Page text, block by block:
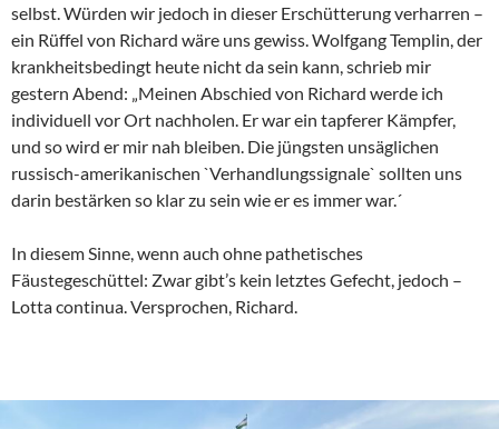
selbst. Würden wir jedoch in dieser Erschütterung verharren –
ein Rüffel von Richard wäre uns gewiss. Wolfgang Templin, der
krankheitsbedingt heute nicht da sein kann, schrieb mir
gestern Abend: „Meinen Abschied von Richard werde ich
individuell vor Ort nachholen. Er war ein tapferer Kämpfer,
und so wird er mir nah bleiben. Die jüngsten unsäglichen
russisch-amerikanischen `Verhandlungssignale` sollten uns
darin bestärken so klar zu sein wie er es immer war.´
In diesem Sinne, wenn auch ohne pathetisches
Fäustegeschüttel: Zwar gibt’s kein letztes Gefecht, jedoch –
Lotta continua. Versprochen, Richard.